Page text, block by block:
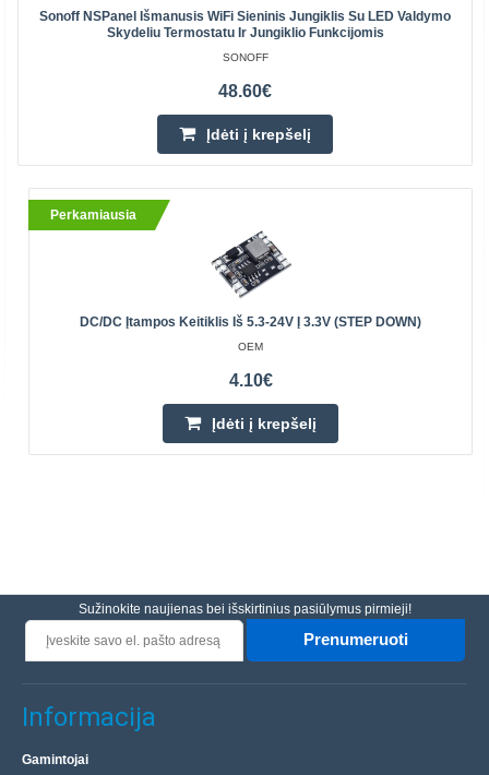
Sonoff NSPanel Išmanusis WiFi Sieninis Jungiklis Su LED Valdymo
Skydeliu Termostatu Ir Jungiklio Funkcijomis
SONOFF
48.60€
Įdėti į krepšelį
Perkamiausia
DC/DC Įtampos Keitiklis Iš 5.3-24V Į 3.3V (STEP DOWN)
OEM
4.10€
Įdėti į krepšelį
Sužinokite naujienas bei išskirtinius pasiūlymus pirmieji!
Prenumeruoti
Informacija
Gamintojai